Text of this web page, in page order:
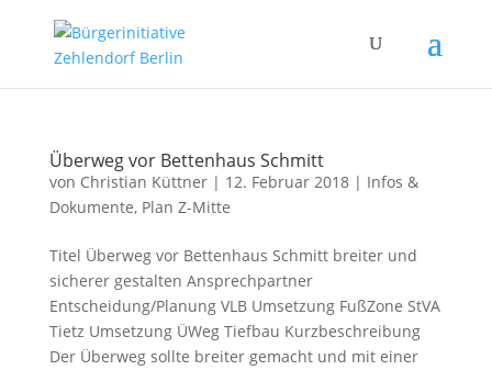
Überweg vor Bettenhaus Schmitt
von Christian Küttner| 12. Februar 2018| Infos &
Dokumente, Plan Z-Mitte
Titel Überweg vor Bettenhaus Schmitt breiter und
sicherer gestalten Ansprechpartner
Entscheidung/Planung VLB Umsetzung FußZone StVA
Tietz Umsetzung ÜWeg Tiefbau Kurzbeschreibung
Der Überweg sollte breiter gemacht und mit einer